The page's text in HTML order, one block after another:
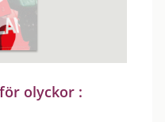
olyckor :